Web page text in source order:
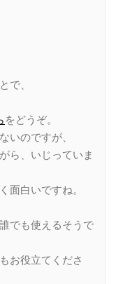
で、
をどうぞ。
いのですが、
ら、いじっていま
面白いですね。
でも使えるそうで
お役立てくださ